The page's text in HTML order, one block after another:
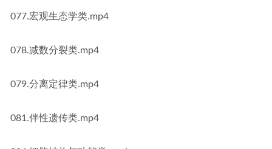
077.宏观生态学类.mp4
078.减数分裂类.mp4
079.分离定律类.mp4
081.伴性遗传类.mp4